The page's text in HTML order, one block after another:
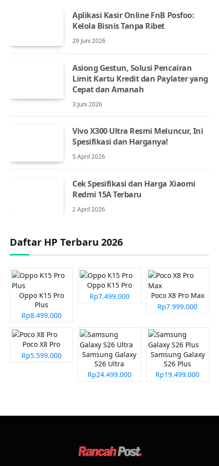
Aplikasi Kasir Online FnB Posfoo:
Kelola Bisnis Tanpa Ribet
29 Juni 2026
Asiong Gestun, Solusi Pencairan
Limit Kartu Kredit dan Paylater yang
Cepat dan Amanah
3 Juni 2026
Vivo X300 Ultra Resmi Meluncur, Ini
Spesifikasi dan Harganya!
5 April 2026
Cek Spesifikasi dan Harga Xiaomi
Redmi 15A Terbaru
2 April 2026
Daftar HP Terbaru 2026
Oppo K15 Pro
Plus
Rp8.499.000
Oppo K15 Pro
Rp7.499.000
Poco X8 Pro Max
Rp7.999.000
Poco X8 Pro
Rp5.599.000
Samsung Galaxy
S26 Ultra
Rp24.499.000
Samsung Galaxy
S26 Plus
Rp19.499.000